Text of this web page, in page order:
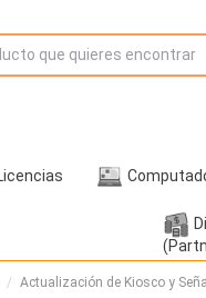
Actualización de Kiosco y